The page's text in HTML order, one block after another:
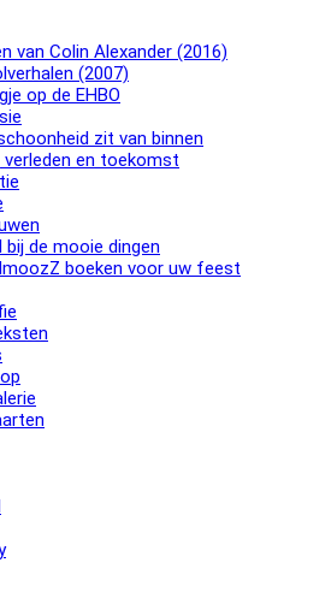
van Colin Alexander (2016)
(2007)
op de EHBO
zit van binnen
verleden en toekomst
de mooie dingen
boeken voor uw feest